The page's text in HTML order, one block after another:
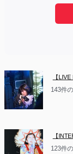
【
143件
【
123件